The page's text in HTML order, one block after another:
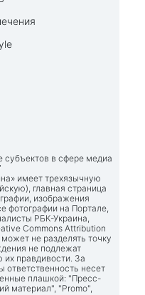
субъектов в сфере медиа
имеет трехязычную
главная страница
изображения
фотографии на Портале,
РБК-Украина,
Commons Attribution
не разделять точку
не подлежат
правдивости. За
несет
плашкой: "Пресс-
материал", "Promo",